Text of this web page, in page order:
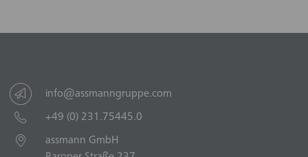
info@assmanngruppe.com
+49 (0) 231.75445.0
assmann GmbH